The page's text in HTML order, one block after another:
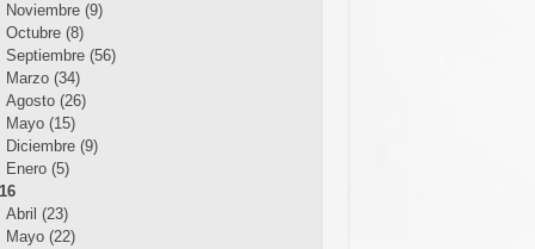
Noviembre (9)
Octubre (8)
Septiembre (56)
Marzo (34)
Agosto (26)
Mayo (15)
Diciembre (9)
Enero (5)
Abril (23)
Mayo (22)